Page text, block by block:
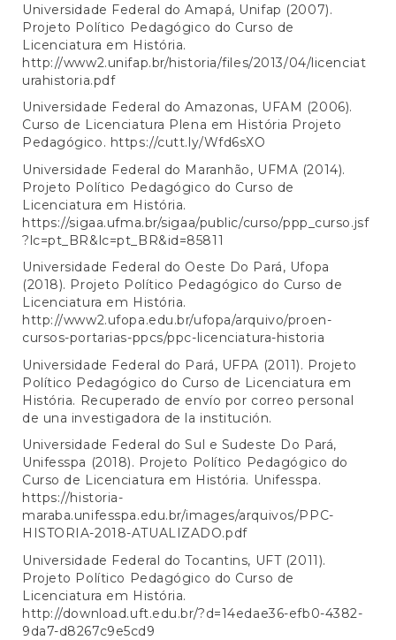
Universidade Federal do Amapá, Unifap (2007).
Projeto Político Pedagógico do Curso de
Licenciatura em História.
http://www2.unifap.br/historia/files/2013/04/licenciat
urahistoria.pdf
Universidade Federal do Amazonas, UFAM (2006).
Curso de Licenciatura Plena em História Projeto
Pedagógico. https://cutt.ly/Wfd6sXO
Universidade Federal do Maranhão, UFMA (2014).
Projeto Político Pedagógico do Curso de
Licenciatura em História.
https://sigaa.ufma.br/sigaa/public/curso/ppp_curso.jsf
?lc=pt_BR&lc=pt_BR&id=85811
Universidade Federal do Oeste Do Pará, Ufopa
(2018). Projeto Político Pedagógico do Curso de
Licenciatura em História.
http://www2.ufopa.edu.br/ufopa/arquivo/proen-
cursos-portarias-ppcs/ppc-licenciatura-historia
Universidade Federal do Pará, UFPA (2011). Projeto
Político Pedagógico do Curso de Licenciatura em
História. Recuperado de envío por correo personal
de una investigadora de la institución.
Universidade Federal do Sul e Sudeste Do Pará,
Unifesspa (2018). Projeto Político Pedagógico do
Curso de Licenciatura em História. Unifesspa.
https://historia-
maraba.unifesspa.edu.br/images/arquivos/PPC-
HISTORIA-2018-ATUALIZADO.pdf
Universidade Federal do Tocantins, UFT (2011).
Projeto Político Pedagógico do Curso de
Licenciatura em História.
http://download.uft.edu.br/?d=14edae36-efb0-4382-
9da7-d8267c9e5cd9